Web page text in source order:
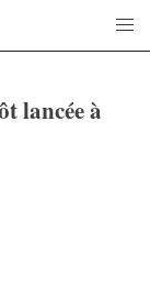
lancée à